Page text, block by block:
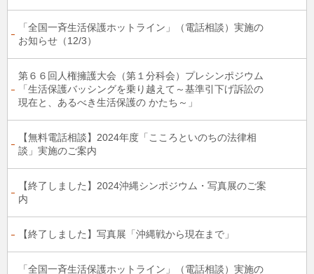
「全国一斉生活保護ホットライン」（電話相談）実施の
お知らせ（12/3）
第６６回人権擁護大会（第１分科会）プレシンポジウム
「生活保護バッシングを乗り越えて～基準引下げ訴訟の
現在と、あるべき生活保護の かたち～」
【無料電話相談】2024年度「こころといのちの法律相
談」実施のご案内
【終了しました】2024沖縄シンポジウム・写真展のご案
内
【終了しました】写真展「沖縄戦から現在まで」
「全国一斉生活保護ホットライン」（電話相談）実施の